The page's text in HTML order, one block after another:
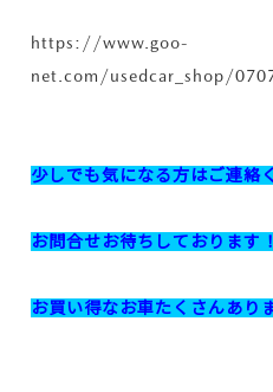
https://www.goo-
net.com/usedcar_shop/
少しでも気になる方はご連絡
お問合せお待ちしております
お買い得なお車たくさんあり